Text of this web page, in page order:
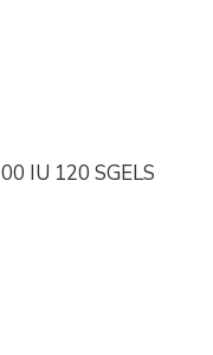
IU 120 SGELS